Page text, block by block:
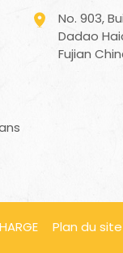
No. 903,
Dadao
Fujian
Plan du site